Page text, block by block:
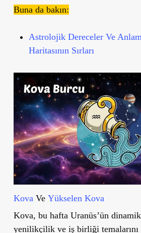
Buna da bakın:
Astrolojik Dereceler Ve
Haritasının Sırları
Kova Ve Yükselen Kova
Kova, bu hafta Uranüs’ün
yenilikçilik ve iş birliği temalarını